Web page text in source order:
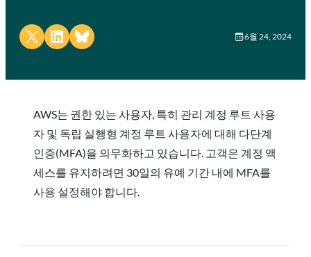
Share on X Share on LinkedIn
Share on Bluesky 6월 24, 2024
AWS는 권한 있는 사용자, 특히 관리 계정 루트 사용
자 및 독립 실행형 계정 루트 사용자에 대해 다단계
인증(MFA)을 의무화하고 있습니다. 고객은 계정 액
세스를 유지하려면 30일의 유예 기간 내에 MFA를
사용 설정해야 합니다.